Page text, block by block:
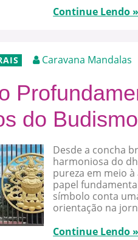
Continue Lendo »
Caravana Mandalas
do
Desde a concha
harmoniosa do
pureza em meio
papel
símbolo conta
orientação na
Continue Lendo »